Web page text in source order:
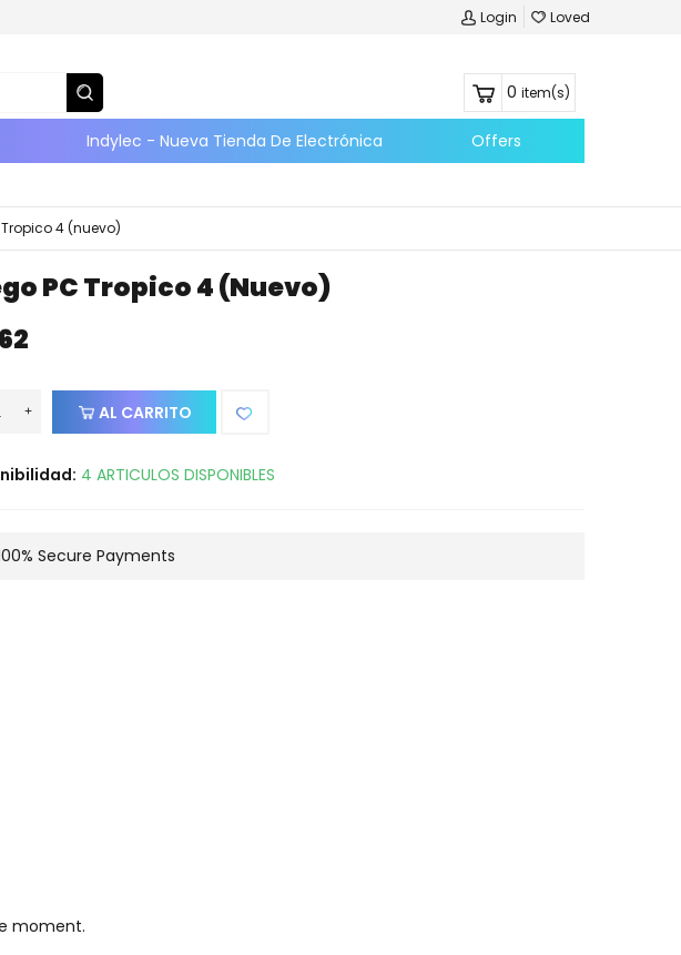
Login Loved
0 item(s)
Indylec - Nueva Tienda De Electrónica Offers
4 (nuevo)
PC Tropico 4 (nuevo)
+ AL CARRITO
4 ARTICULOS DISPONIBLES
Secure Payments
moment.